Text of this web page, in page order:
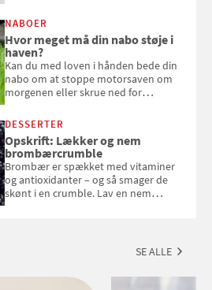
Velbekomme!
NABOER
Hvor meget må din nabo støje i
haven?
Kan du med loven i hånden bede din
nabo om at stoppe motorsaven om
morgenen eller skrue ned for
svar her
DESSERTER
Opskrift: Lækker og nem
brombærcrumble
Brombær er spækket med vitaminer
og antioxidanter – og så smager de
skønt i en crumble. Lav en nem
SE ALLE